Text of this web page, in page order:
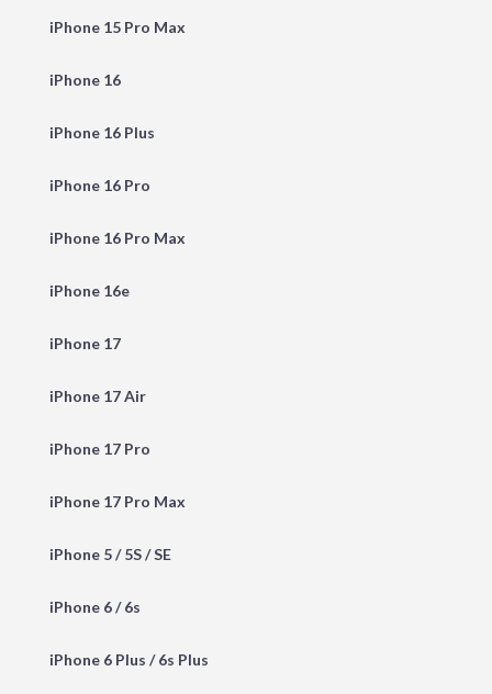
iPhone 15 Pro Max
iPhone 16
iPhone 16 Plus
iPhone 16 Pro
iPhone 16 Pro Max
iPhone 16e
iPhone 17
iPhone 17 Air
iPhone 17 Pro
iPhone 17 Pro Max
iPhone 5 / 5S / SE
iPhone 6 / 6s
iPhone 6 Plus / 6s Plus